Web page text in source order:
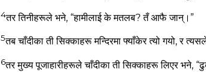
4तर तिनीहरूले भने, “हामीलाई के मतलब? तँ आफै जान्‌।”
5तब चाँदीका ती सिक्‍काहरू मन्‍दिरमा फ्‍याँकेर त्‍यो गयो, र
6तर मुख्‍य पूजाहारीहरूले चाँदीका ती सिक्‍काहरू लिएर भने,